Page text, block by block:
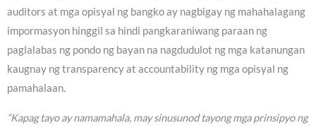
auditors at mga opisyal ng bangko ay nagbigay ng mahahalagang
impormasyon hinggil sa hindi pangkaraniwang paraan ng
paglalabas ng pondo ng bayan na nagdudulot ng mga katanungan
kaugnay ng transparency at accountability ng mga opisyal ng
pamahalaan.
“Kapag tayo ay namamahala, may sinusunod tayong mga prinsipyo ng